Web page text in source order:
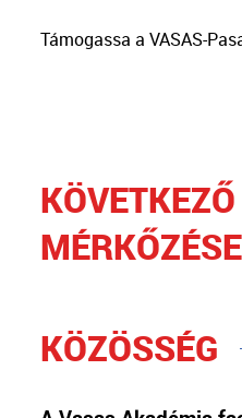
Támogassa a VASAS-
KÖVETKEZŐ
KÖZÖSSÉG